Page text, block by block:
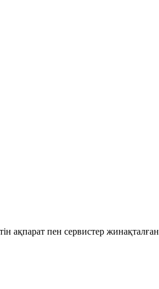
ақпарат пен сервистер жинақталған